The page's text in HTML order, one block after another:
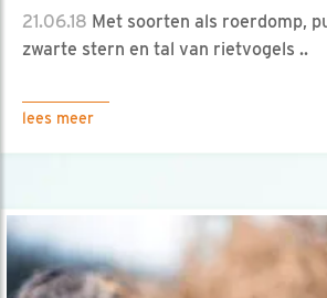
21.06.18 Met soorten als roerdomp,
zwarte stern en tal van rietvogels ..
lees meer